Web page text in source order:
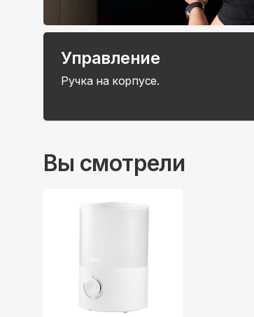
Управление
Ручка на корпусе.
Вы смотрели